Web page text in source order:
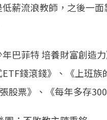
薪流浪教師，之後一
巴菲特 培養財富創造
錢滾錢》、《上班
股票》、《每年多存